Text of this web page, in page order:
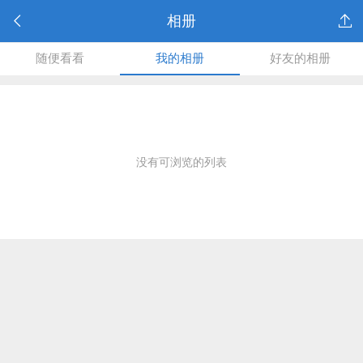
相册
随便看看 我的相册 好友的相册
没有可浏览的列表